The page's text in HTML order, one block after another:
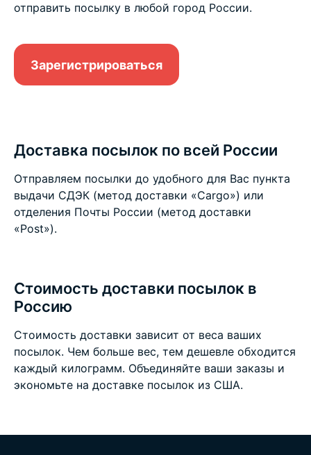
отправить посылку в любой город России.
Зарегистрироваться
Доставка посылок по всей России
Отправляем посылки до удобного для Вас пункта
выдачи СДЭК (метод доставки «Cargo») или
отделения Почты России (метод доставки
«Post»).
Стоимость доставки посылок в
Россию
Стоимость доставки зависит от веса ваших
посылок. Чем больше вес, тем дешевле обходится
каждый килограмм. Объединяйте ваши заказы и
экономьте на доставке посылок из США.